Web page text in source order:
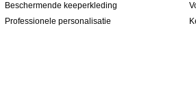
Beschermende keeperkleding
Professionele personalisatie